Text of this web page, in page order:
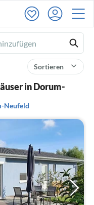
Sortieren
in Dorum-
Neufeld